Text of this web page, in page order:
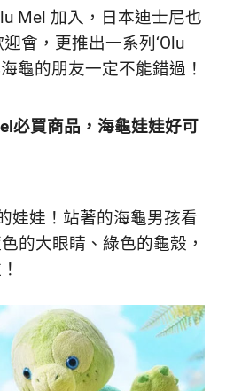
Mel 加入，日本迪士尼也
會，更推出一系列‘Olu
龜的朋友一定不能錯過！
必買商品，海龜娃娃好可
娃娃！站著的海龜男孩看
的大眼睛、綠色的龜殼，